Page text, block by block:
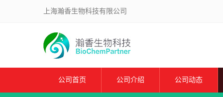
上海瀚香生物科技有限公司
公司首页 公司介绍 公司动态